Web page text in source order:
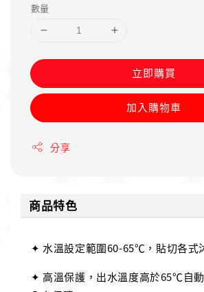
數量
立即購買
加入購物車
分享
商品特色
✦ 水溫設定範圍60-65℃，貼切各式
✦ 高溫保護，出水溫度高於65℃自